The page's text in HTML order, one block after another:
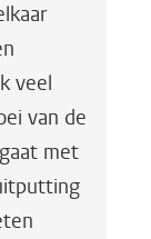
veel
van de
met